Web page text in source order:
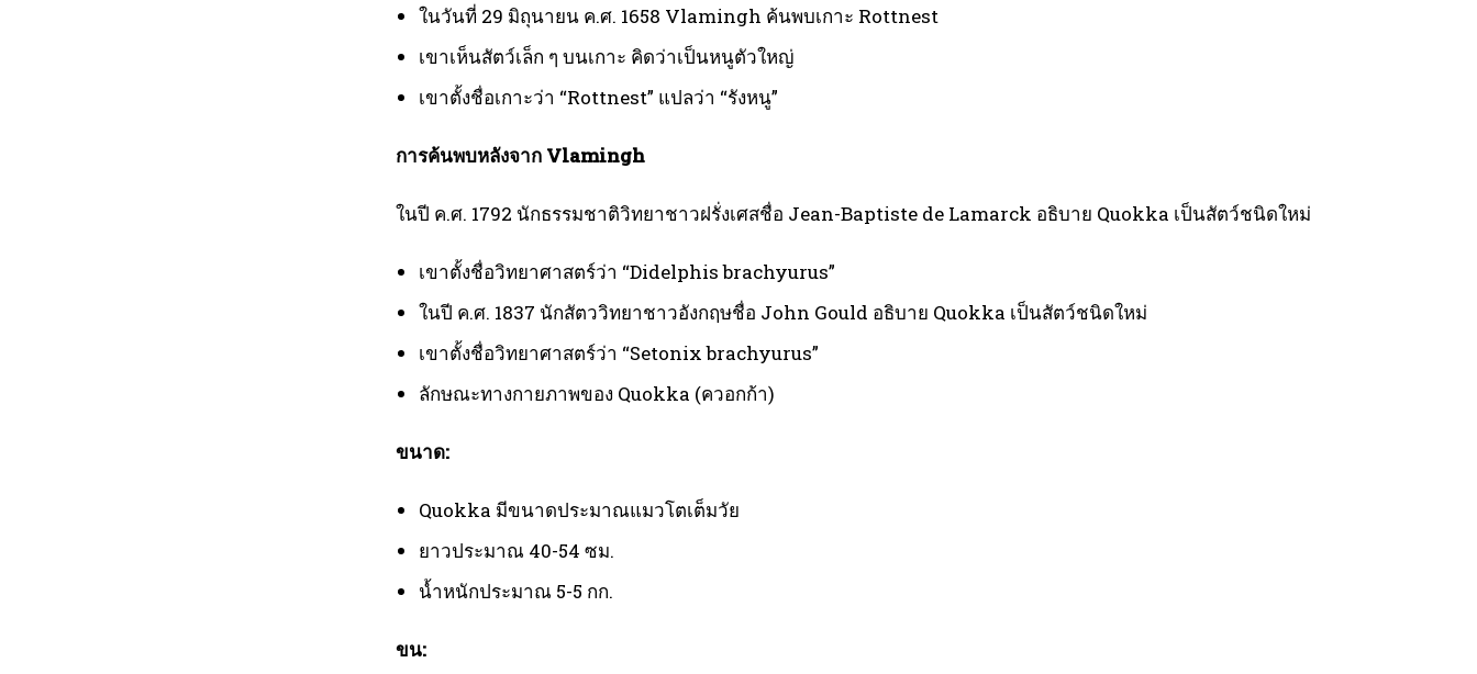
ในวันที่ 29 มิถุนายน ค.ศ. 1658 Vlamingh ค้นพบเกาะ Rottnest
เขาเห็นสัตว์เล็ก ๆ บนเกาะ คิดว่าเป็นหนูตัวใหญ่
เขาตั้งชื่อเกาะว่า “Rottnest” แปลว่า “รังหนู”
การค้นพบหลังจาก Vlamingh
ในปี ค.ศ. 1792 นักธรรมชาติวิทยาชาวฝรั่งเศสชื่อ Jean-Baptiste de Lamarck อธิบาย Quokka เป็นสัตว์ชนิดใหม่
เขาตั้งชื่อวิทยาศาสตร์ว่า “Didelphis brachyurus”
ในปี ค.ศ. 1837 นักสัตววิทยาชาวอังกฤษชื่อ John Gould อธิบาย Quokka เป็นสัตว์ชนิดใหม่
เขาตั้งชื่อวิทยาศาสตร์ว่า “Setonix brachyurus”
ลักษณะทางกายภาพของ Quokka (ควอกก้า)
ขนาด:
Quokka มีขนาดประมาณแมวโตเต็มวัย
ยาวประมาณ 40-54 ซม.
น้ำหนักประมาณ 5-5 กก.
ขน: